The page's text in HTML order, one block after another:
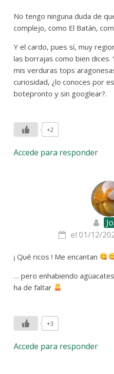
No tengo ninguna duda de
complejo, como El Batán,
Y el cardo, pues sí, muy
las borrajas como bien
mis verduras tops
curiosidad, ¿lo conoces por
botepronto y sin googlear?.
+2
Accede para responder
el 01/12/
¡ Qué ricos ! Me encantan
… pero enhabiendo
ha de faltar
+3
Accede para responder